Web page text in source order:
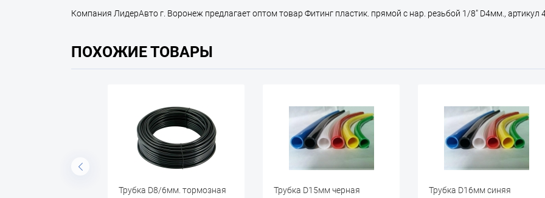
Компания ЛидерАвто г. Воронеж предлагает оптом товар Фитинг пластик. прямой с нар. резьбой 1/8" D4мм., артикул
ПОХОЖИЕ ТОВАРЫ
Трубка D15мм черная
Трубка D16мм синяя
Фитинг прямой 6-М14*1,5